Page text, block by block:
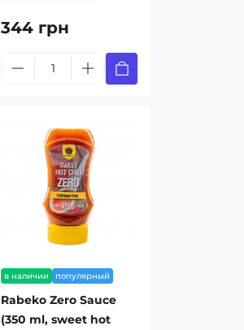
344 грн
в наличии популярный
Rabeko Zero Sauce
(350 ml, sweet hot